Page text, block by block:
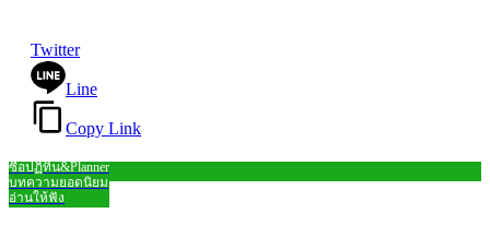
Twitter
Line
Copy Link
ซื้อปฏิทิน&Planner
บทความยอดนิยม
อ่านให้ฟัง
Close